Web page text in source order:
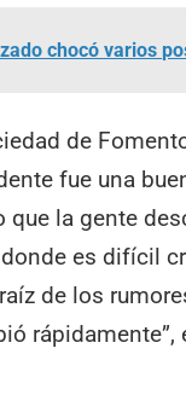
chocó varios
de
fue una
la gente
es difícil
de los
rápidamente”,